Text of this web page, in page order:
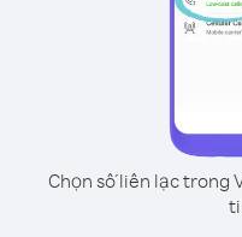
Chọn số liên lạc trong